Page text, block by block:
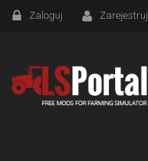
Zaloguj Zarejestruj